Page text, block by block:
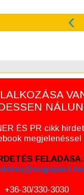
‹
ÉS PR cikk
megjelenéssel
FELADÁSA:
+36-30/330-3030